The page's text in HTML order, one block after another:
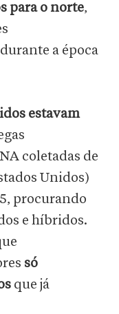
para o norte,
a época
estavam
coletadas de
Unidos)
procurando
e híbridos.
só
que já